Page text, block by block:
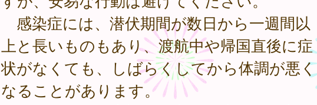
感染症には、潜伏期間が数日から一週間以
上と長いものもあり、渡航中や帰国直後に症
状がなくても、しばらくしてから体調が悪く
なることがあります。